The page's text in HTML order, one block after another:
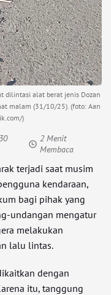
dilintasi alat berat jenis Dozan
malam (31/10/25). (foto: Aan
)
2 Menit
Membaca
terjadi saat musim
kendaraan,
bagi pihak yang
undangan mengatur
melakukan
lalu lintas.
dengan
itu, tanggung